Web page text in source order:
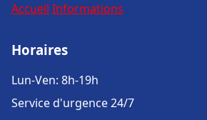
Accueil Informations
Horaires
Lun-Ven: 8h-19h
Service d'urgence 24/7